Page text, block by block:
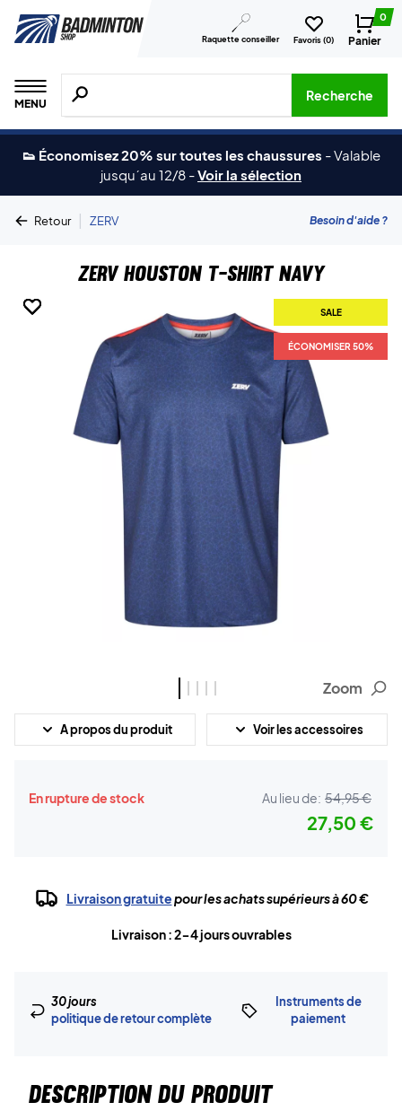
Raquette conseiller Favoris (0)
0
Panier
MENU
Recherche de produits, de marques, etc.
Recherche
👟 Économisez 20% sur toutes les chaussures -Valable
jusqu´au 12/8 -Voir la sélection
Retour | ZERV Besoin d'aide ?
ZERV Houston T-shirt Navy
SALE
ÉCONOMISER 50%
SALE
ÉCONOMISER 50%
SALE
ÉCONOMISER 50%
SALE
ÉCONOMISER 50%
SALE
ÉCONOMISER 50%
Zoom
A propos du produit Voir les accessoires
En rupture de stock Au lieu de: 54,95 €
27,50 €
Livraison gratuitepour les achats supérieurs à 60 €
Livraison : 2-4 jours ouvrables
30 jours
politique de retour complète
Instruments de
paiement
DESCRIPTION DU PRODUIT